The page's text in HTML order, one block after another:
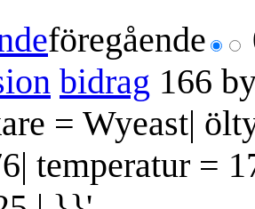
föregående
bidrag 166
= Wyeast|
temperatur =